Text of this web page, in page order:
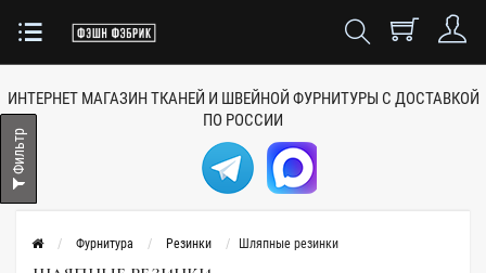
ИНТЕРНЕТ МАГАЗИН ТКАНЕЙ И ШВЕЙНОЙ ФУРНИТУРЫ С ДОСТАВКОЙ
ПО РОССИИ
Фурнитура Резинки Шляпные резинки
Фильтр